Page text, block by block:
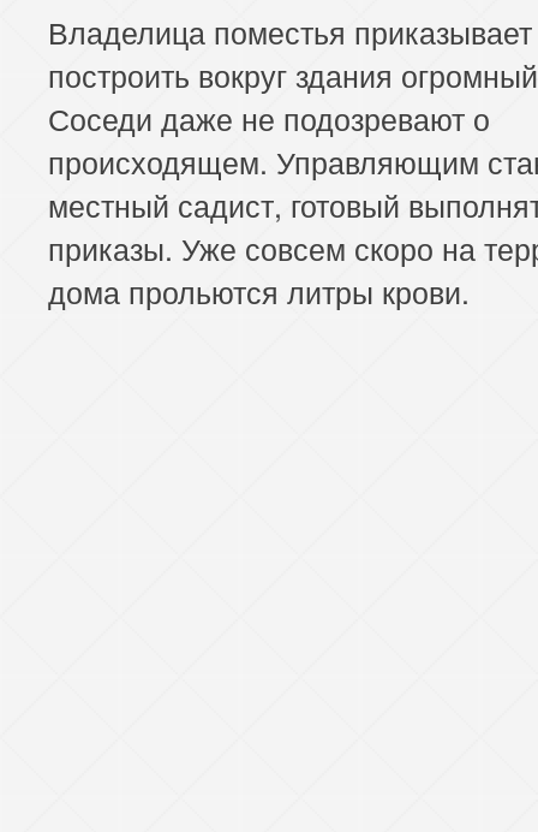
Владелица поместья приказывает
построить вокруг здания
Соседи даже не подозревают о
происходящем. Управляющим
местный садист, готовый
приказы. Уже совсем скоро на
дома прольются литры крови.